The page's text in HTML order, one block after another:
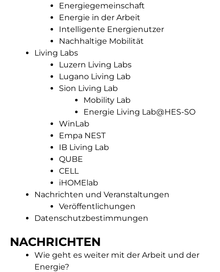
Energiegemeinschaft
Energie in der Arbeit
Intelligente Energienutzer
Nachhaltige Mobilität
Living Labs
Luzern Living Labs
Lugano Living Lab
Sion Living Lab
Mobility Lab
Energie Living Lab@HES-SO
WinLab
Empa NEST
IB Living Lab
QUBE
CELL
iHOMElab
Nachrichten und Veranstaltungen
Veröffentlichungen
Datenschutzbestimmungen
NACHRICHTEN
Wie geht es weiter mit der Arbeit und der
Energie?